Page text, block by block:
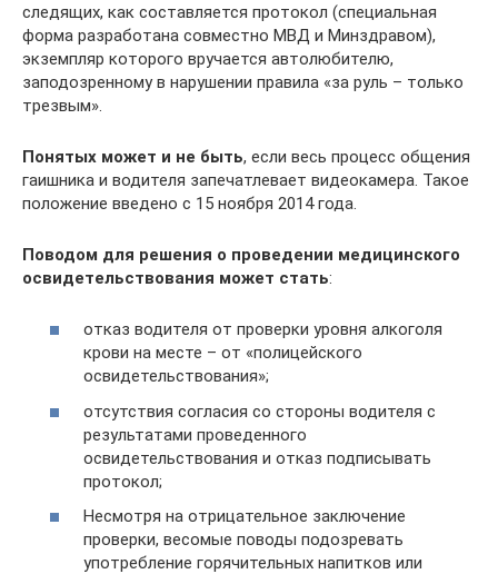
следящих, как составляется протокол (специальная
форма разработана совместно МВД и Минздравом),
экземпляр которого вручается автолюбителю,
заподозренному в нарушении правила «за руль – только
трезвым».
Понятых может и не быть, если весь процесс общения
гаишника и водителя запечатлевает видеокамера. Такое
положение введено с 15 ноября 2014 года.
Поводом для решения о проведении медицинского
освидетельствования может стать:
отказ водителя от проверки уровня алкоголя
крови на месте – от «полицейского
освидетельствования»;
отсутствия согласия со стороны водителя с
результатами проведенного
освидетельствования и отказ подписывать
протокол;
Несмотря на отрицательное заключение
проверки, весомые поводы подозревать
употребление горячительных напитков или